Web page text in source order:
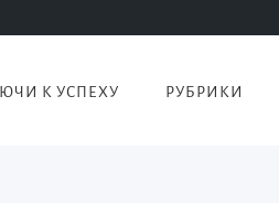
К УСПЕХУ РУБРИКИ